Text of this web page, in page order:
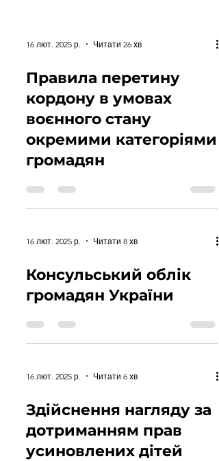
16 лют. 2025 р. Читати 26 хв
Правила перетину
кордону в умовах
воєнного стану
окремими категоріями
громадян
16 лют. 2025 р. Читати 8 хв
Консульський облік
громадян України
16 лют. 2025 р. Читати 6 хв
Здійснення нагляду за
дотриманням прав
усиновлених дітей